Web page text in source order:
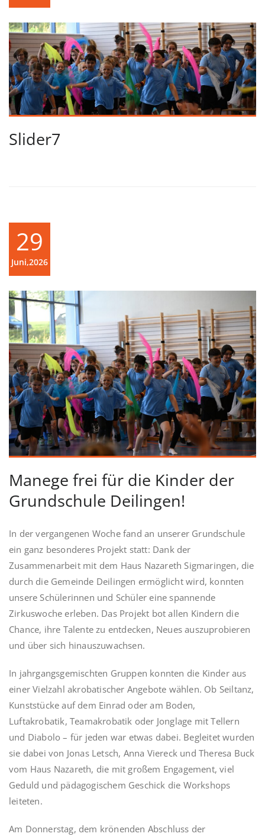
Slider7
29
Juni,2026
Manege frei für die Kinder der
Grundschule Deilingen!
In der vergangenen Woche fand an unserer Grundschule
ein ganz besonderes Projekt statt: Dank der
Zusammenarbeit mit dem Haus Nazareth Sigmaringen, die
durch die Gemeinde Deilingen ermöglicht wird, konnten
unsere Schülerinnen und Schüler eine spannende
Zirkuswoche erleben. Das Projekt bot allen Kindern die
Chance, ihre Talente zu entdecken, Neues auszuprobieren
und über sich hinauszuwachsen.
In jahrgangsgemischten Gruppen konnten die Kinder aus
einer Vielzahl akrobatischer Angebote wählen. Ob Seiltanz,
Kunststücke auf dem Einrad oder am Boden,
Luftakrobatik, Teamakrobatik oder Jonglage mit Tellern
und Diabolo – für jeden war etwas dabei. Begleitet wurden
sie dabei von Jonas Letsch, Anna Viereck und Theresa Buck
vom Haus Nazareth, die mit großem Engagement, viel
Geduld und pädagogischem Geschick die Workshops
leiteten.
Am Donnerstag, dem krönenden Abschluss der